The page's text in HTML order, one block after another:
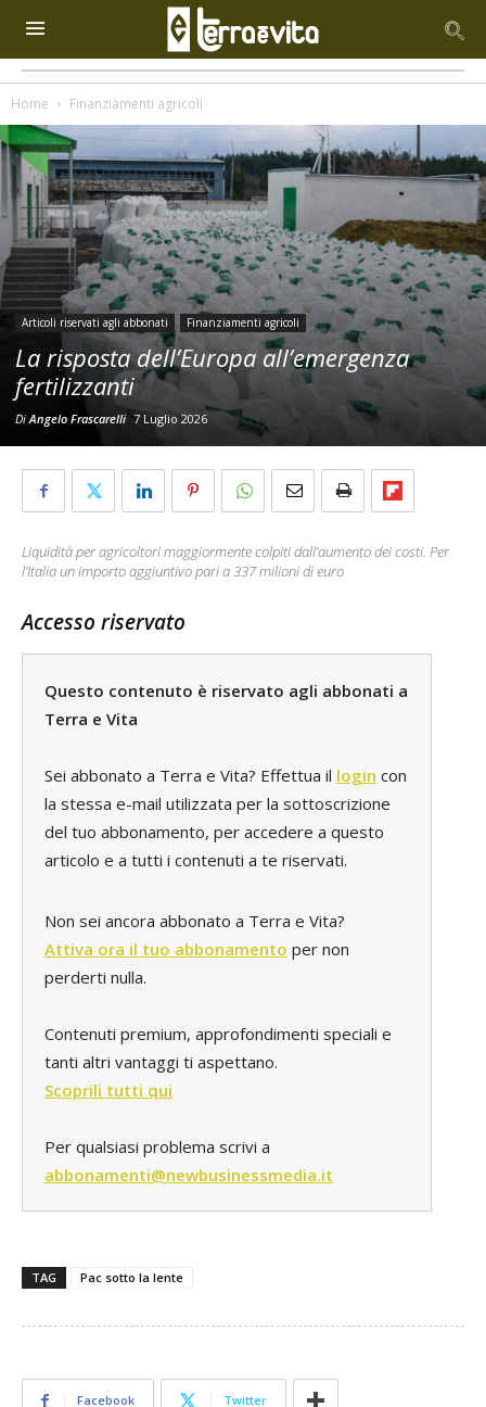
Home Finanziamenti agricoli
Articoli riservati agli abbonati Finanziamenti agricoli
La risposta dell’Europa all’emergenza
fertilizzanti
DiAngelo Frascarelli 7 Luglio 2026
Liquidità per agricoltori maggiormente colpiti dall’aumento dei costi. Per
l’Italia un importo aggiuntivo pari a 337 milioni di euro
Accesso riservato
Questo contenuto è riservato agli abbonati a
Terra e Vita
Sei abbonato a Terra e Vita? Effettua il login con
la stessa e-mail utilizzata per la sottoscrizione
del tuo abbonamento, per accedere a questo
articolo e a tutti i contenuti a te riservati.
Non sei ancora abbonato a Terra e Vita?
Attiva ora il tuo abbonamento per non
perderti nulla.
Contenuti premium, approfondimenti speciali e
tanti altri vantaggi ti aspettano.
Scoprili tutti qui
Per qualsiasi problema scrivi a
abbonamenti@newbusinessmedia.it
TAG Pac sotto la lente
Facebook Twitter